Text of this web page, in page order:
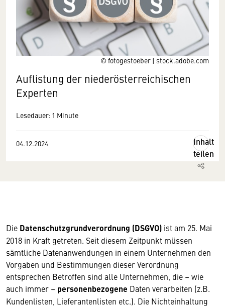
© fotogestoeber | stock.adobe.com
Auflistung der niederösterreichischen
Experten
Lesedauer: 1 Minute
04.12.2024
Inhalt
teilen
Die Datenschutzgrundverordnung (DSGVO) ist am 25. Mai
2018 in Kraft getreten. Seit diesem Zeitpunkt müssen
sämtliche Datenanwendungen in einem Unternehmen den
Vorgaben und Bestimmungen dieser Verordnung
entsprechen Betroffen sind alle Unternehmen, die – wie
auch immer – personenbezogene Daten verarbeiten (z.B.
Kundenlisten, Lieferantenlisten etc.). Die Nichteinhaltung